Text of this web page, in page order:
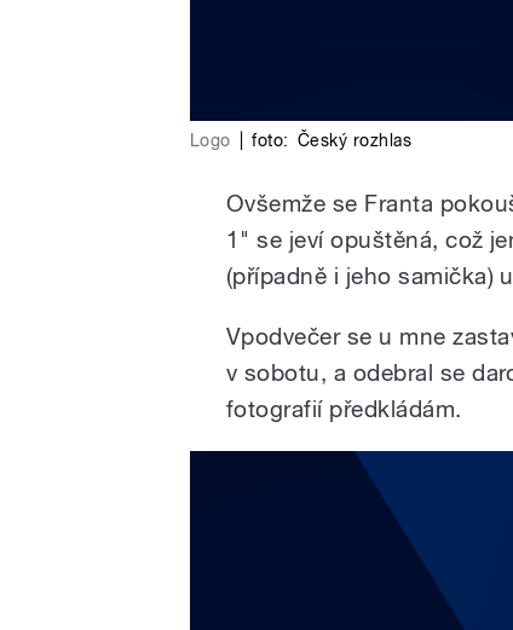
Logo foto: Český rozhlas
Ovšemže se Franta
1" se jeví opuštěná, což
(případně i jeho samička)
Vpodvečer se u mne
v sobotu, a odebral se
fotografií předkládám.